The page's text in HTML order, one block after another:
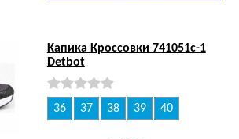
Капика Кроссовки 741051с-1
Detbot
36 37 38 39 40